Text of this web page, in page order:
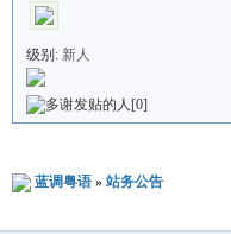
级别: 新人
[0]
蓝调粤语» 站务公告